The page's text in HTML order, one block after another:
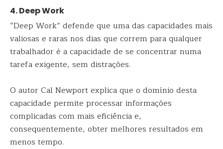
4. Deep Work
“Deep Work” defende que uma das capacidades mais
valiosas e raras nos dias que correm para qualquer
trabalhador é a capacidade de se concentrar numa
tarefa exigente, sem distrações.
O autor Cal Newport explica que o domínio desta
capacidade permite processar informações
complicadas com mais eficiência e,
consequentemente, obter melhores resultados em
menos tempo.